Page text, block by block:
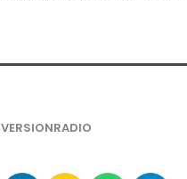
VERSIONRADIO